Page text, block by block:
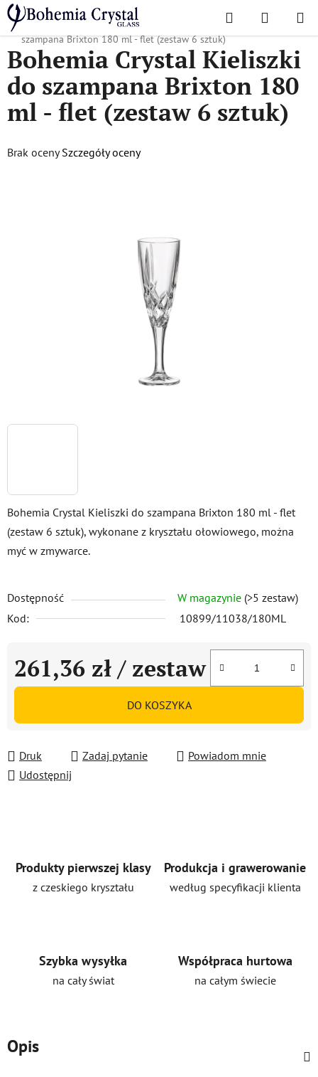
Przejść
do
treści
Szukaj KOSZYK
Home
/ Popularne kolekcje / Brixtona
Bohemia Crystal Kieliszki do
szampana Brixton 180 ml - flet (zestaw 6 sztuk)
Bohemia Crystal Kieliszki do szampana Brixton 180 ml - flet
(zestaw 6 sztuk), wykonane z kryształu ołowiowego, można
myć w zmywarce.
Dostępność W magazynie (>5 zestaw)
Kod:
10899/11038/180ML
261,36 zł / zestaw
Cena jednostkowa:
DO KOSZYKA
Druk Zadaj pytanie
Powiadom mnie
Udostępnij
Bohemia Crystal Kieliszki
do szampana Brixton 180
ml - flet (zestaw 6 sztuk)
Średnia
Brak oceny Szczegóły oceny
Produkty pierwszej klasy
z czeskiego kryształu
Produkcja i grawerowanie
według specyfikacji klienta
Szybka wysyłka
na cały świat
Współpraca hurtowa
na całym świecie
Opis